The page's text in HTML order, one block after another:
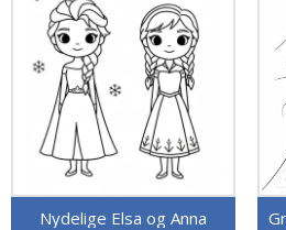
Nydelige Elsa og Anna